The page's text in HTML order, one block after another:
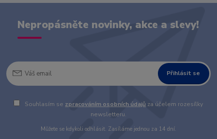
Nepropásněte novinky, akce a slevy!
Přihlásit se
Souhlasím se zpracováním osobních údajů za účelem rozesílky
newsletteru.
Můžete se kdykoli odhlásit. Zasíláme jednou za 14 dní.